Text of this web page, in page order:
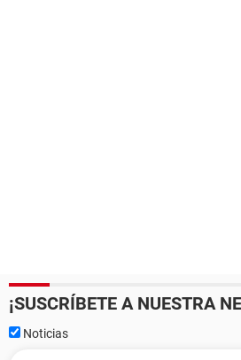
¡SUSCRÍBETE A NUESTRA
Noticias